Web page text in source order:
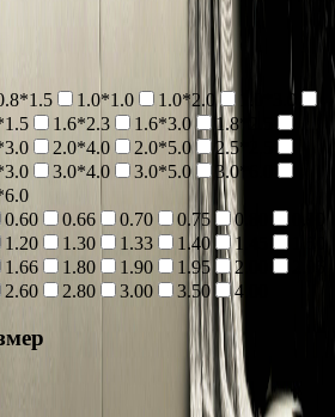
1.0*1.0 1.0*2.0
1.0*3.0
1.6*2.3 1.6*3.0
1.8*2.5
2.0*4.0 2.0*5.0
2.5*2.5
3.0*4.0 3.0*5.0
3.0*6.0
0.60 0.66 0.70 0.75 0.80
1.20 1.30 1.33 1.40 1.45
1.66 1.80 1.90 1.95 2.00
2.60 2.80 3.00 3.50 4.00